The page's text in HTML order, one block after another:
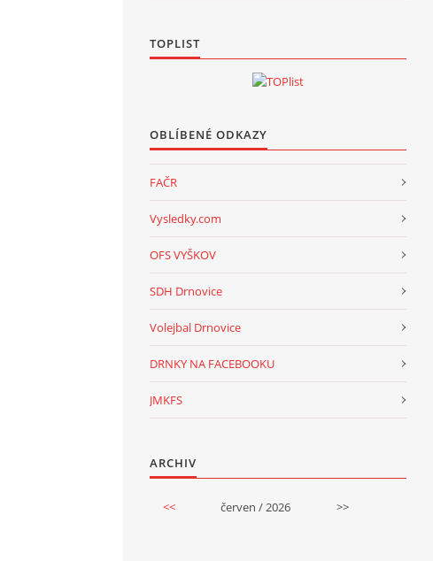
TOPLIST
OBLÍBENÉ ODKAZY
FAČR
Vysledky.com
OFS VYŠKOV
SDH Drnovice
Volejbal Drnovice
DRNKY NA FACEBOOKU
JMKFS
ARCHIV
<< červen / 2026 >>